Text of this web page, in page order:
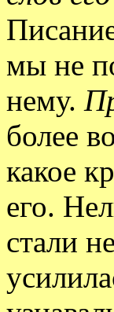
мы не
нему.
более
какое
его.
стали